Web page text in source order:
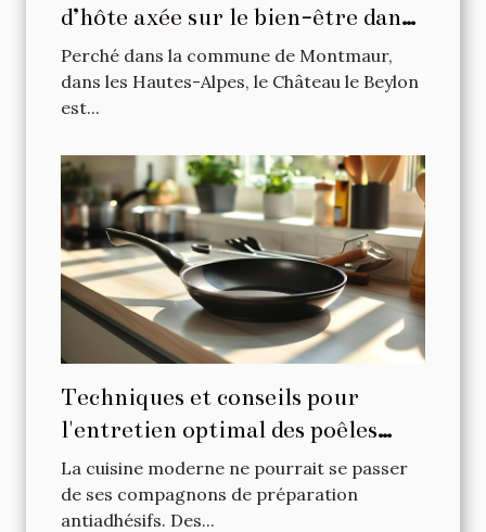
d’hôte axée sur le bien-être dans
les Hautes-Alpes
Perché dans la commune de Montmaur,
dans les Hautes-Alpes, le Château le Beylon
est...
Techniques et conseils pour
l'entretien optimal des poêles
antiadhésives
La cuisine moderne ne pourrait se passer
de ses compagnons de préparation
antiadhésifs. Des...